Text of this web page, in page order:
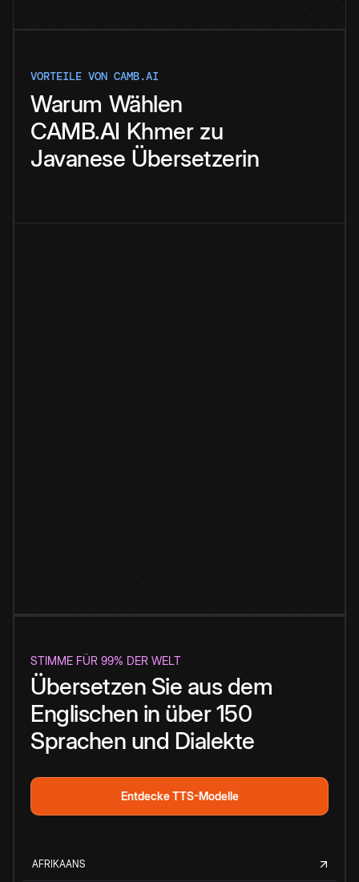
VORTEILE VON CAMB.AI
Warum Wählen
CAMB.AI Khmer zu
Javanese Übersetzerin
STIMME FÜR 99% DER WELT
Übersetzen Sie aus dem
Englischen in über 150
Sprachen und Dialekte
Entdecke TTS-Modelle
AFRIKAANS